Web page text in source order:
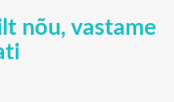
nõu, vastame